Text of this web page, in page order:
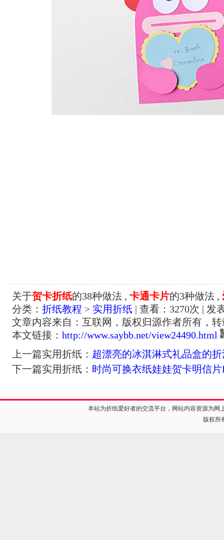
关于贺卡折纸的38种做法 , 卡通卡片的3种做法 ,
分类： 折纸教程 > 实用折纸 | 查看： 3270次 | 发
文章内容来自：互联网，版权归源作者所有，
本文链接： http://www.saybb.net/view24490.html
上一篇实用折纸： 超漂亮的冰淇淋式礼品盒的
下一篇实用折纸： 时尚可换衣纸娃娃贺卡明信
本站为折纸爱好者的交流平台，网站内容资源为
版权所